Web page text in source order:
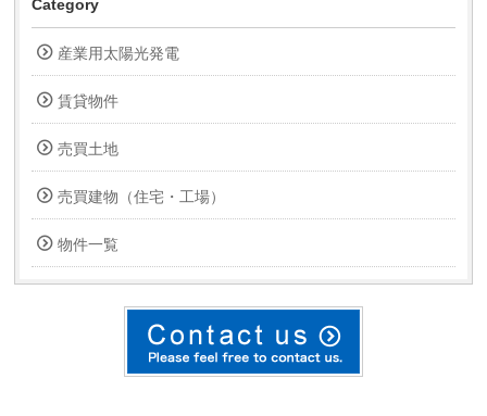
Category
産業用太陽光発電
賃貸物件
売買土地
売買建物（住宅・工場）
物件一覧